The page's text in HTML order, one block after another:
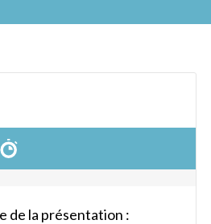
de la présentation :